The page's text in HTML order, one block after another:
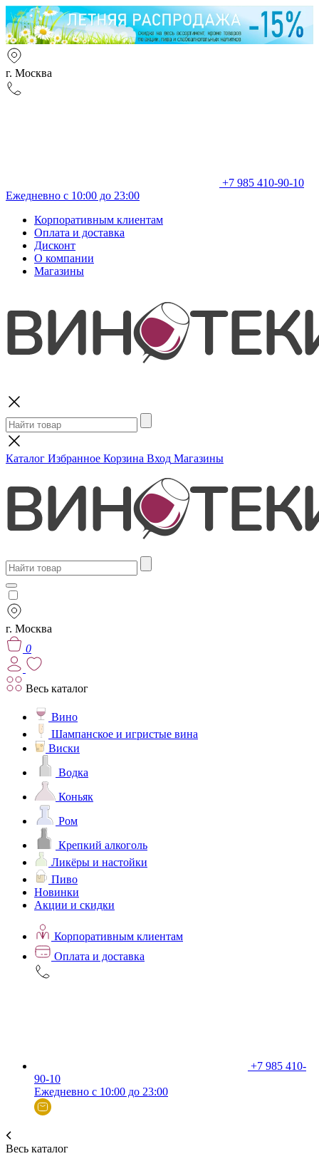
г. Москва
+7 985 410-90-10
Ежедневно с 10:00 до 23:00
Корпоративным клиентам
Оплата и доставка
Дисконт
О компании
Магазины
Каталог Избранное Корзина Вход Магазины
г. Москва
0
Весь каталог
Вино
Шампанское и игристые вина
Виски
Водка
Коньяк
Ром
Крепкий алкоголь
Ликёры и настойки
Пиво
Новинки
Акции и скидки
Корпоративным клиентам
Оплата и доставка
+7 985 410-
90-10
Ежедневно с 10:00 до 23:00
Весь каталог